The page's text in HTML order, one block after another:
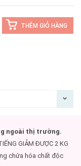
THÊM GIỎ HÀNG
ngoài thị trường.
GIẢM ĐƯỢC 2 KG
chứa hóa chất độc